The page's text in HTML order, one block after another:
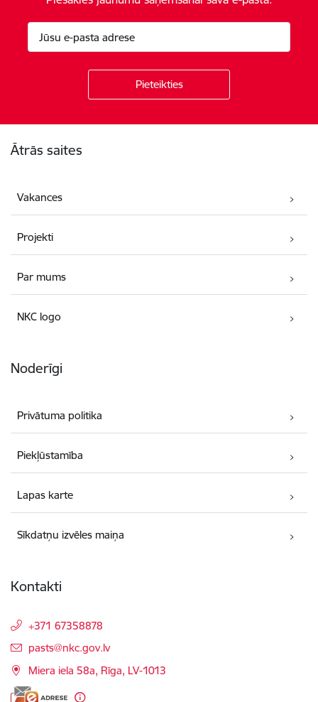
Ātrās saites
Vakances
Projekti
Par mums
NKC logo
Noderīgi
Privātuma politika
Piekļūstamība
Lapas karte
Sīkdatņu izvēles maiņa
Kontakti
+371 67358878
E-pasts:
pasts@nkc.gov.lv
Miera iela 58a, Rīga, LV-1013